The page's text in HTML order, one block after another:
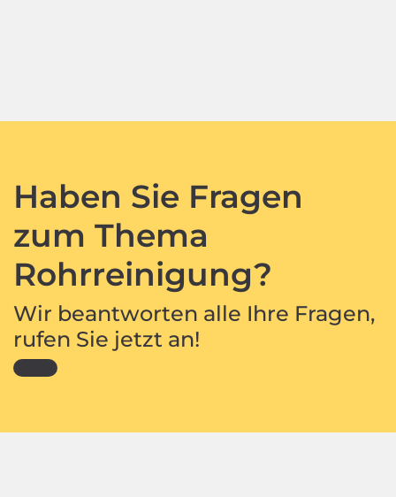
Haben Sie Fragen
zum Thema
Rohrreinigung?
Wir beantworten alle Ihre Fragen,
rufen Sie jetzt an!